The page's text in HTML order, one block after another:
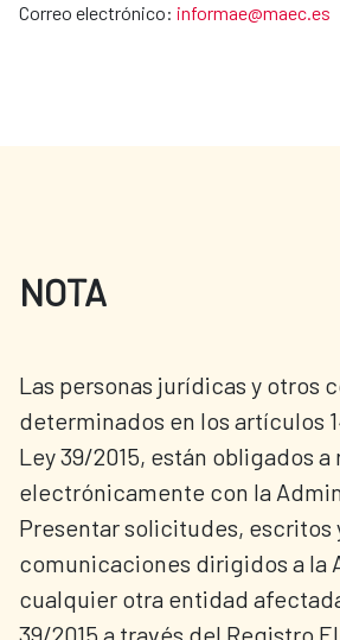
Correo electrónico: informae@maec.es
NOTA
Las personas jurídicas y otros
determinados en los artículos
Ley 39/2015, están obligados
electrónicamente con la
Presentar solicitudes, escritos
comunicaciones dirigidos a la
cualquier otra entidad